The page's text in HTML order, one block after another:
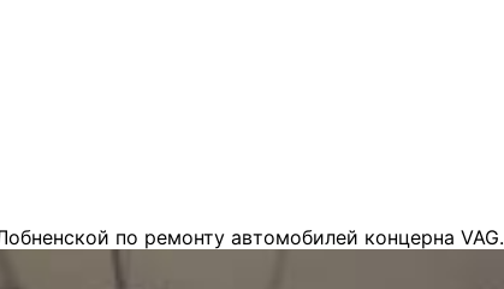
по ремонту автомобилей концерна VAG.